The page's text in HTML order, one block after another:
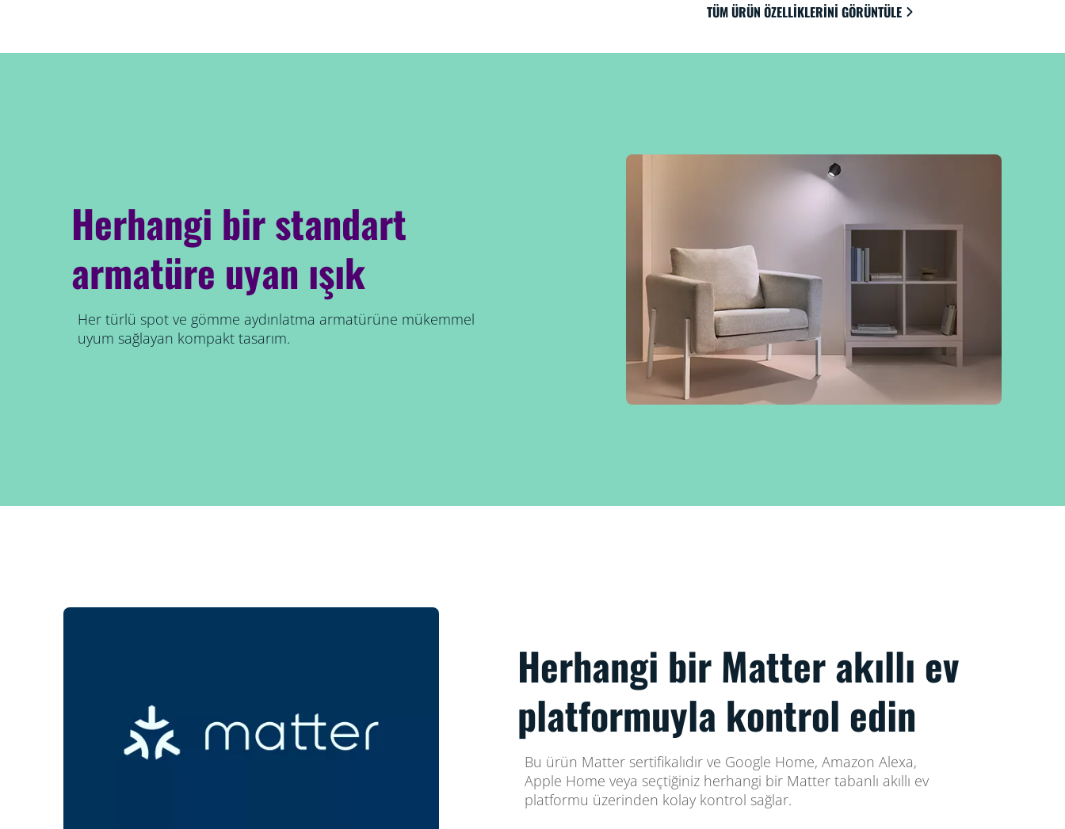
TÜM ÜRÜN ÖZELLIKLERINI GÖRÜNTÜLE
Herhangi bir standart
armatüre uyan ışık
Her türlü spot ve gömme aydınlatma armatürüne mükemmel
uyum sağlayan kompakt tasarım.
Herhangi bir Matter akıllı ev
platformuyla kontrol edin
Bu ürün Matter sertifikalıdır ve Google Home, Amazon Alexa,
Apple Home veya seçtiğiniz herhangi bir Matter tabanlı akıllı ev
platformu üzerinden kolay kontrol sağlar.